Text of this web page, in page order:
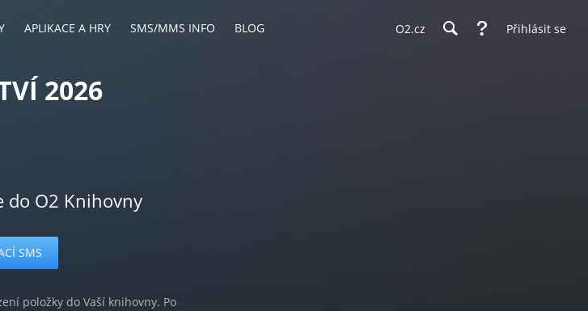
APLIKACE A HRY SMS/MMS INFO BLOG O2.cz Přihlásit se
2026
do O2 Knihovny
položky do Vaší knihovny. Po